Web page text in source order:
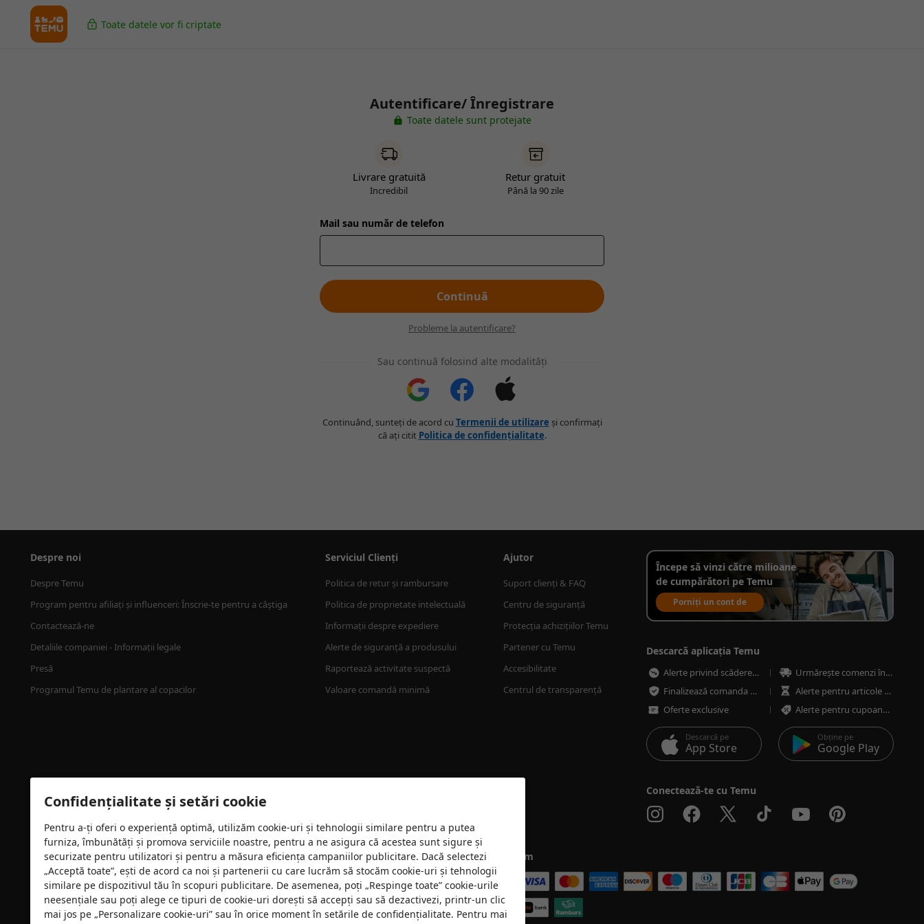
Toate datele vor fi criptate
Autentificare/ Înregistrare
Toate datele sunt protejate
Livrare gratuită
Incredibil
Retur gratuit
Până la 90 zile
Mail sau număr de telefon
Continuă
Probleme la autentificare?
Sau continuă folosind alte modalități
Continuând, sunteți de acord cu Termenii de utilizare și confirmați
că ați citit Politica de confidențialitate.
Despre noi
Despre Temu
Program pentru afiliați și influenceri: Înscrie-te pentru a câștiga
Contactează-ne
Detaliile companiei - Informații legale
Presă
Programul Temu de plantare al copacilor
Serviciul Clienți
Politica de retur și rambursare
Politica de proprietate intelectuală
Informații despre expediere
Alerte de siguranță a produsului
Raportează activitate suspectă
Valoare comandă minimă
Ajutor
Suport clienți & FAQ
Centru de siguranță
Protecția achizițiilor Temu
Partener cu Temu
Accesibilitate
Centrul de transparență
Începe să vinzi către milioane
de cumpărători pe Temu
Porniți un cont de
vânzare
Descarcă aplicația Temu
Alerte privind scăderea prețurilor
Urmărește comenzi în orice moment
Finalizează comanda mai rapid și mai sigur
Alerte pentru articole cu stoc redus
Oferte exclusive
Alerte pentru cupoane și oferte
Descarcă pe
App Store
Obține pe
Google Play
Conectează-te cu Temu
Certificare de securitate Acceptăm
Confidențialitate și setări cookie
Pentru a-ți oferi o experiență optimă, utilizăm cookie-uri și tehnologii similare pentru a putea
furniza, îmbunătăți și promova serviciile noastre, pentru a ne asigura că acestea sunt sigure și
securizate pentru utilizatori și pentru a măsura eficiența campaniilor publicitare. Dacă selectezi
„Acceptă toate”, ești de acord ca noi și partenerii cu care lucrăm să stocăm cookie-uri și tehnologii
similare pe dispozitivul tău în scopuri publicitare. De asemenea, poți „Respinge toate” cookie-urile
neesențiale sau poți alege ce tipuri de cookie-uri dorești să accepți sau să dezactivezi, printr-un clic
mai jos pe „Personalizare cookie-uri” sau în orice moment în setările de confidențialitate. Pentru mai